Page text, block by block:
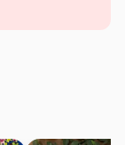
6000-0751